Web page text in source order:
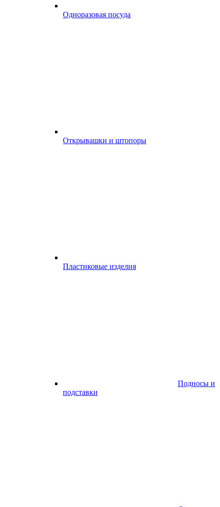
Одноразовая посуда
Открывашки и штопоры
Пластиковые изделия
Подносы и
подставки